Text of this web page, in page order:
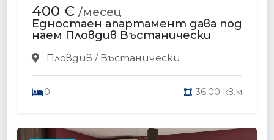
400 € /месец
Едностаен апартамент дава под
наем Пловдив Въстанически
Пловдив / Въстанически
0 36.00 кв.м